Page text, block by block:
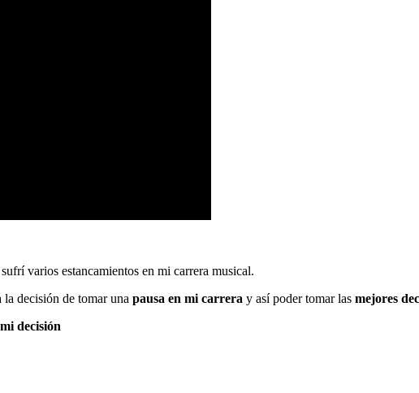
varios estancamientos en mi carrera musical.
decisión de tomar una pausa en mi carrera y así poder tomar las mejores
decisión